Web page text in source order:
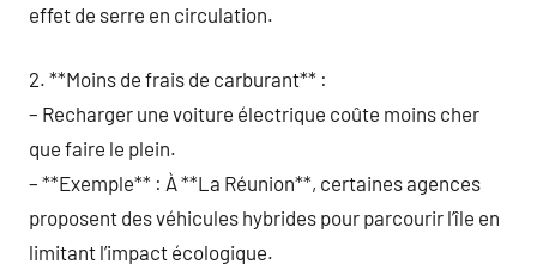
effet de serre en circulation.
2. **Moins de frais de carburant** :
– Recharger une voiture électrique coûte moins cher
que faire le plein.
– **Exemple** : À **La Réunion**, certaines agences
proposent des véhicules hybrides pour parcourir l’île en
limitant l’impact écologique.